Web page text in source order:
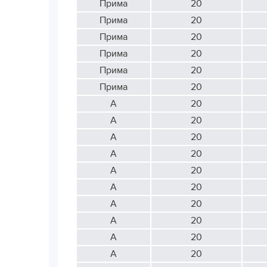
Прима
20
Прима
20
Прима
20
Прима
20
Прима
20
Прима
20
А
20
А
20
А
20
А
20
А
20
А
20
А
20
А
20
А
20
А
20